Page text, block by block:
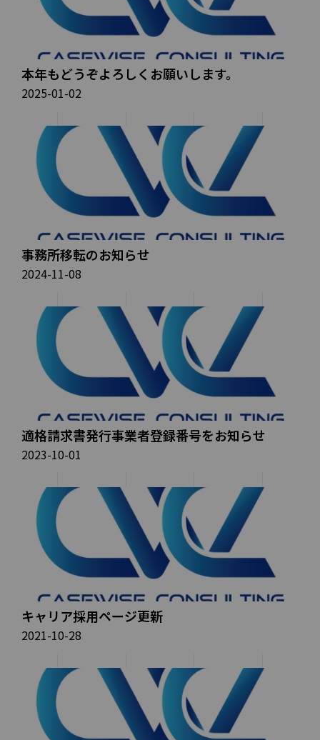
本年もどうぞよろしくお願いします。
2025-01-02
事務所移転のお知らせ
2024-11-08
適格請求書発行事業者登録番号をお知らせ
2023-10-01
キャリア採用ページ更新
2021-10-28